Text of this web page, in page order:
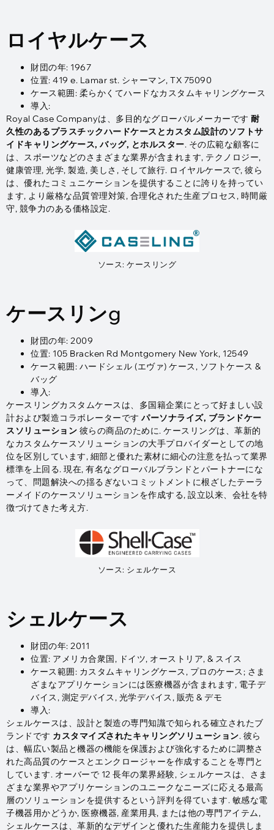
ロイヤルケース
財団の年: 1967
位置: 419 e. Lamar st. シャーマン, TX 75090
ケース範囲: 柔らかくてハードなカスタムキャリングケース
導入:
Royal Case Companyは、多目的なグローバルメーカーです 耐
久性のあるプラスチックハードケースとカスタム設計のソフトサ
イドキャリングケース, バッグ, とホルスター. その広範な顧客に
は、スポーツなどのさまざまな業界が含まれます, テクノロジー,
健康管理, 光学, 製造, 美しさ, そして旅行. ロイヤルケースで, 彼ら
は、優れたコミュニケーションを提供することに誇りを持ってい
ます, より厳格な品質管理対策, 合理化された生産プロセス, 時間厳
守, 競争力のある価格設定.
ソース: ケースリング
ケースリンg
財団の年: 2009
位置: 105 Bracken Rd Montgomery New York, 12549
ケース範囲: ハードシェル (エヴァ) ケース, ソフトケース &
バッグ
導入:
ケースリングカスタムケースは、多国籍企業にとって好ましい設
計および製造コラボレーターです パーソナライズ, ブランドケー
スソリューション 彼らの商品のために. ケースリングは、革新的
なカスタムケースソリューションの大手プロバイダーとしての地
位を区別しています, 細部と優れた素材に細心の注意を払って業界
標準を上回る. 現在, 有名なグローバルブランドとパートナーにな
って、問題解決への揺るぎないコミットメントに根ざしたテーラ
ーメイドのケースソリューションを作成する, 設立以来、会社を特
徴づけてきた考え方.
ソース: シェルケース
シェルケース
財団の年: 2011
位置: アメリカ合衆国, ドイツ, オーストリア, & スイス
ケース範囲: カスタムキャリングケース, プロのケース; さま
ざまなアプリケーションには医療機器が含まれます, 電子デ
バイス, 測定デバイス, 光学デバイス, 販売 & デモ
導入:
シェルケースは、設計と製造の専門知識で知られる確立されたブ
ランドです カスタマイズされたキャリングソリューション. 彼ら
は、幅広い製品と機器の機能を保護および強化するために調整さ
れた高品質のケースとエンクロージャーを作成することを専門と
しています. オーバーで 12 長年の業界経験, シェルケースは、さま
ざまな業界やアプリケーションのユニークなニーズに応える最高
層のソリューションを提供するという評判を得ています. 敏感な電
子機器用かどうか, 医療機器, 産業用具, または他の専門アイテム,
シェルケースは、革新的なデザインと優れた生産能力を提供しま